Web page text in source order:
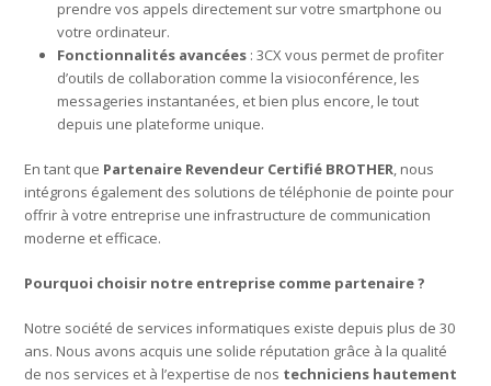
prendre vos appels directement sur votre smartphone ou
votre ordinateur.
Fonctionnalités avancées : 3CX vous permet de profiter
d’outils de collaboration comme la visioconférence, les
messageries instantanées, et bien plus encore, le tout
depuis une plateforme unique.
En tant que Partenaire Revendeur Certifié BROTHER, nous
intégrons également des solutions de téléphonie de pointe pour
offrir à votre entreprise une infrastructure de communication
moderne et efficace.
Pourquoi choisir notre entreprise comme partenaire ?
Notre société de services informatiques existe depuis plus de 30
ans. Nous avons acquis une solide réputation grâce à la qualité
de nos services et à l’expertise de nos techniciens hautement